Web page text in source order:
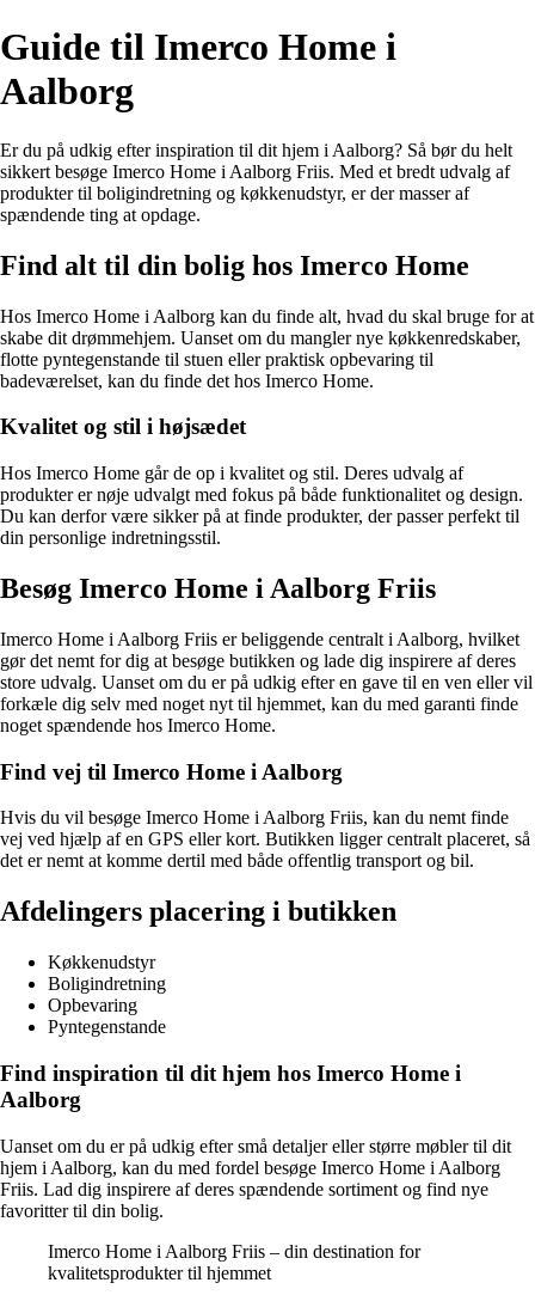
Guide til Imerco Home i
Aalborg
Er du på udkig efter inspiration til dit hjem i Aalborg? Så bør du helt
sikkert besøge Imerco Home i Aalborg Friis. Med et bredt udvalg af
produkter til boligindretning og køkkenudstyr, er der masser af
spændende ting at opdage.
Find alt til din bolig hos Imerco Home
Hos Imerco Home i Aalborg kan du finde alt, hvad du skal bruge for at
skabe dit drømmehjem. Uanset om du mangler nye køkkenredskaber,
flotte pyntegenstande til stuen eller praktisk opbevaring til
badeværelset, kan du finde det hos Imerco Home.
Kvalitet og stil i højsædet
Hos Imerco Home går de op i kvalitet og stil. Deres udvalg af
produkter er nøje udvalgt med fokus på både funktionalitet og design.
Du kan derfor være sikker på at finde produkter, der passer perfekt til
din personlige indretningsstil.
Besøg Imerco Home i Aalborg Friis
Imerco Home i Aalborg Friis er beliggende centralt i Aalborg, hvilket
gør det nemt for dig at besøge butikken og lade dig inspirere af deres
store udvalg. Uanset om du er på udkig efter en gave til en ven eller vil
forkæle dig selv med noget nyt til hjemmet, kan du med garanti finde
noget spændende hos Imerco Home.
Find vej til Imerco Home i Aalborg
Hvis du vil besøge Imerco Home i Aalborg Friis, kan du nemt finde
vej ved hjælp af en GPS eller kort. Butikken ligger centralt placeret, så
det er nemt at komme dertil med både offentlig transport og bil.
Afdelingers placering i butikken
Køkkenudstyr
Boligindretning
Opbevaring
Pyntegenstande
Find inspiration til dit hjem hos Imerco Home i
Aalborg
Uanset om du er på udkig efter små detaljer eller større møbler til dit
hjem i Aalborg, kan du med fordel besøge Imerco Home i Aalborg
Friis. Lad dig inspirere af deres spændende sortiment og find nye
favoritter til din bolig.
Imerco Home i Aalborg Friis – din destination for
kvalitetsprodukter til hjemmet